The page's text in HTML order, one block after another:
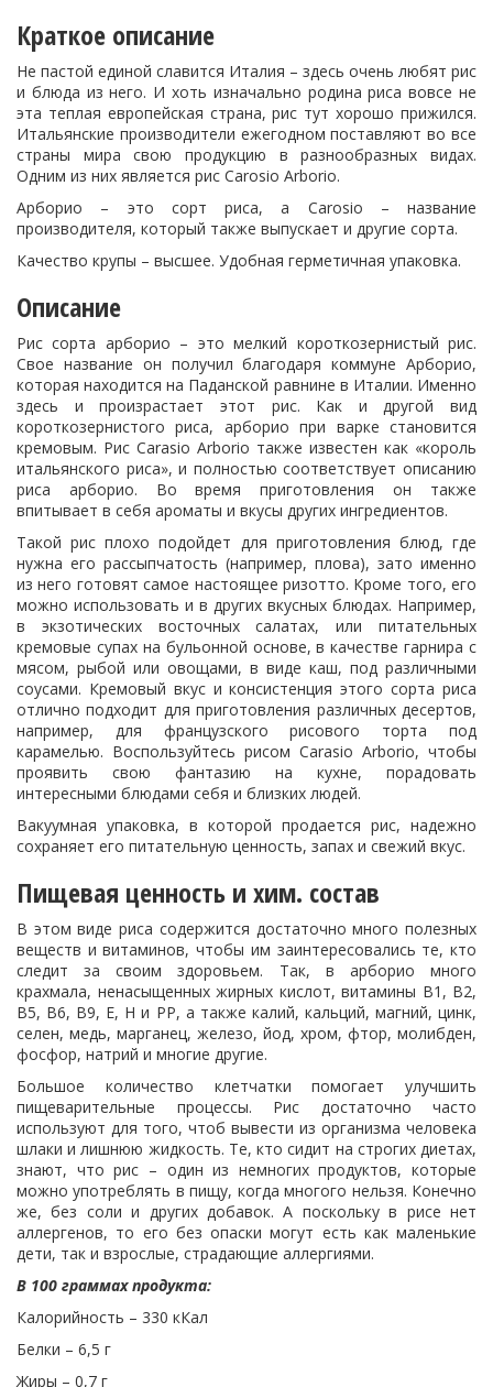
Краткое описание
Не пастой единой славится Италия – здесь очень любят рис
и блюда из него. И хоть изначально родина риса вовсе не
эта теплая европейская страна, рис тут хорошо прижился.
Итальянские производители ежегодном поставляют во все
страны мира свою продукцию в разнообразных видах.
Одним из них является рис Carosio Arborio.
Арборио – это сорт риса, а Carosio – название
производителя, который также выпускает и другие сорта.
Качество крупы – высшее. Удобная герметичная упаковка.
Описание
Рис сорта арборио – это мелкий короткозернистый рис.
Свое название он получил благодаря коммуне Арборио,
которая находится на Паданской равнине в Италии. Именно
здесь и произрастает этот рис. Как и другой вид
короткозернистого риса, арборио при варке становится
кремовым. Рис Carasio Arborio также известен как «король
итальянского риса», и полностью соответствует описанию
риса арборио. Во время приготовления он также
впитывает в себя ароматы и вкусы других ингредиентов.
Такой рис плохо подойдет для приготовления блюд, где
нужна его рассыпчатость (например, плова), зато именно
из него готовят самое настоящее ризотто. Кроме того, его
можно использовать и в других вкусных блюдах. Например,
в экзотических восточных салатах, или питательных
кремовые супах на бульонной основе, в качестве гарнира с
мясом, рыбой или овощами, в виде каш, под различными
соусами. Кремовый вкус и консистенция этого сорта риса
отлично подходит для приготовления различных десертов,
например, для французского рисового торта под
карамелью. Воспользуйтесь рисом Carasio Arborio, чтобы
проявить свою фантазию на кухне, порадовать
интересными блюдами себя и близких людей.
Вакуумная упаковка, в которой продается рис, надежно
сохраняет его питательную ценность, запах и свежий вкус.
Пищевая ценность и хим. состав
В этом виде риса содержится достаточно много полезных
веществ и витаминов, чтобы им заинтересовались те, кто
следит за своим здоровьем. Так, в арборио много
крахмала, ненасыщенных жирных кислот, витамины В1, В2,
В5, В6, В9, Е, Н и РР, а также калий, кальций, магний, цинк,
селен, медь, марганец, железо, йод, хром, фтор, молибден,
фосфор, натрий и многие другие.
Большое количество клетчатки помогает улучшить
пищеварительные процессы. Рис достаточно часто
используют для того, чтоб вывести из организма человека
шлаки и лишнюю жидкость. Те, кто сидит на строгих диетах,
знают, что рис – один из немногих продуктов, которые
можно употреблять в пищу, когда многого нельзя. Конечно
же, без соли и других добавок. А поскольку в рисе нет
аллергенов, то его без опаски могут есть как маленькие
дети, так и взрослые, страдающие аллергиями.
В 100 граммах продукта:
Калорийность – 330 кКал
Белки – 6,5 г
Жиры – 0,7 г